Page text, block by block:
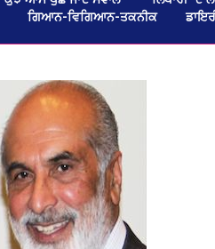
ਗਿਆਨ-ਵਿਗਿਆਨ-ਤਕਨੀਕ